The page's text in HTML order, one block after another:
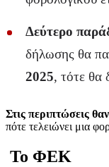
Δεύτερο
δήλωσης θα
2025, τότε θα
Στις περιπτώσεις
πότε τελειώνει μια
Το ΦΕΚ